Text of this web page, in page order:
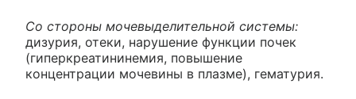
Со стороны мочевыделительной системы:
дизурия, отеки, нарушение функции почек
(гиперкреатининемия, повышение
концентрации мочевины в плазме), гематурия.